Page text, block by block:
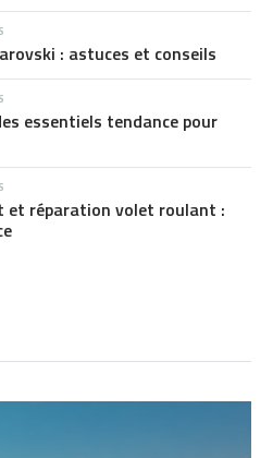
: astuces et conseils
essentiels tendance pour
et réparation volet roulant :